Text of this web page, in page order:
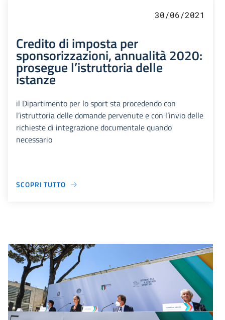
30/06/2021
Credito di imposta per
sponsorizzazioni, annualità 2020:
prosegue l’istruttoria delle
istanze
il Dipartimento per lo sport sta procedendo con
l’istruttoria delle domande pervenute e con l’invio delle
richieste di integrazione documentale quando
necessario
SCOPRI TUTTO